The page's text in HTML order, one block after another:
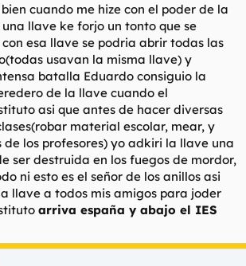
cuando me hize con el poder de la
llave ke forjo un tonto que se
esa llave se podria abrir todas las
usavan la misma llave) y
batalla Eduardo consiguio la
de la llave cuando el
asi que antes de hacer diversas
material escolar, mear, y
de los profesores) yo adkiri la llave una
ser destruida en los fuegos de mordor,
ni esto es el señor de los anillos asi
llave a todos mis amigos para joder
arriva españa y abajo el IES